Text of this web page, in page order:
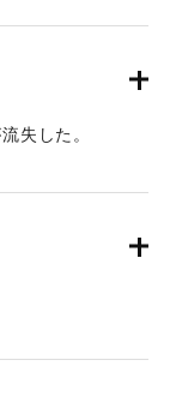
失した。